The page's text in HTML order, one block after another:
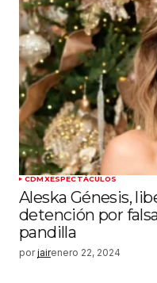
CDMXESPECTÁCULOS
Aleska Génesis,
detención por
pandilla
por jairenero 22, 2024